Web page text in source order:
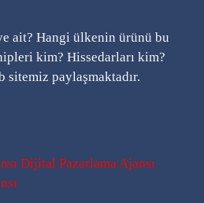
ait? Hangi ülkenin ürünü bu
kim? Hissedarları kim?
paylaşmaktadır.
Dijital Pazarlama Ajansı